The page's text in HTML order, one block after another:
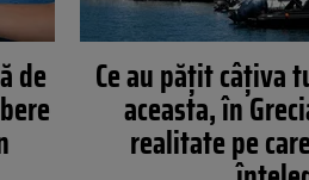
de Ce au pățit câțiva
aceasta, în
realitate pe